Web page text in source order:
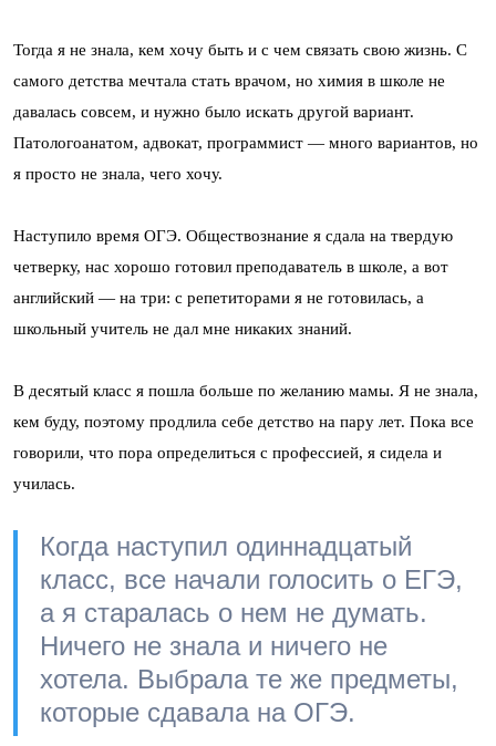
Тогда я не знала, кем хочу быть и с чем связать свою жизнь. С
самого детства мечтала стать врачом, но химия в школе не
давалась совсем, и нужно было искать другой вариант.
Патологоанатом, адвокат, программист — много вариантов, но
я просто не знала, чего хочу.
Наступило время ОГЭ. Обществознание я сдала на твердую
четверку, нас хорошо готовил преподаватель в школе, а вот
английский — на три: с репетиторами я не готовилась, а
школьный учитель не дал мне никаких знаний.
В десятый класс я пошла больше по желанию мамы. Я не знала,
кем буду, поэтому продлила себе детство на пару лет. Пока все
говорили, что пора определиться с профессией, я сидела и
училась.
Когда наступил одиннадцатый
класс, все начали голосить о ЕГЭ,
а я старалась о нем не думать.
Ничего не знала и ничего не
хотела. Выбрала те же предметы,
которые сдавала на ОГЭ.